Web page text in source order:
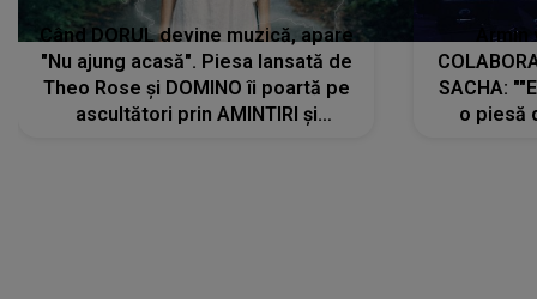
Când DORUL devine muzică, apare
"Nu ajung acasă". Piesa lansată de
Theo Rose și DOMINO îi poartă pe
ascultători prin AMINTIRI și
SACHA:
o piesă